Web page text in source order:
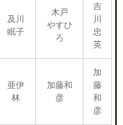
及川
眠子
木戸
やすひ
ろ
吉
川
忠
英
亜伊
林
加藤和
彦
加
藤
和
彦